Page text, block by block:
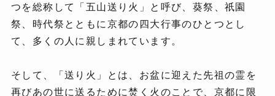
つを総称して「五山送り火」と呼び、葵祭、祇園
祭、時代祭とともに京都の四大行事のひとつとし
て、多くの人に親しまれています。
そして、「送り火」とは、お盆に迎えた先祖の霊を
再びあの世に送るために焚く火のことで、京都に限